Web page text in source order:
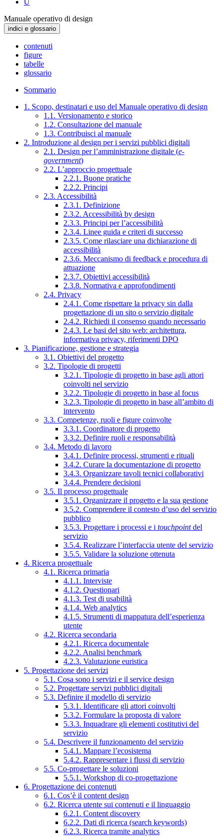
U
Manuale operativo di design
indici e glossario
contenuti
figure
tabelle
glossario
Sommario
1. Scopo, destinatari e uso del Manuale operativo di design
1.1. Versionamento e storico
1.2. Consultazione del manuale
1.3. Contribuisci al manuale
2. Introduzione al design per i servizi pubblici digitali
2.1. Design per l’amministrazione digitale (e-
government)
2.2. L’approccio progettuale
2.2.1. Buone pratiche
2.2.2. Principi
2.3. Accessibilità
2.3.1. Definizione
2.3.2. Accessibilità by design
2.3.3. Principi per l’accessibilità
2.3.4. Linee guida e criteri di successo
2.3.5. Come rilasciare una dichiarazione di
accessibilità
2.3.6. Meccanismo di feedback e procedura di
attuazione
2.3.7. Obiettivi accessibilità
2.3.8. Normativa e approfondimenti
2.4. Privacy
2.4.1. Come rispettare la privacy sin dalla
progettazione di un sito o servizio digitale
2.4.2. Richiedi il consenso quando necessario
2.4.3. Le basi del sito web: architettura,
informativa privacy, riferimenti DPO
3. Pianificazione, gestione e strategia
3.1. Obiettivi del progetto
3.2. Tipologie di progetti
3.2.1. Tipologie di progetto in base agli attori
coinvolti nel servizio
3.2.2. Tipologie di progetto in base al focus
3.2.3. Tipologie di progetto in base all’ambito di
intervento
3.3. Competenze, ruoli e figure coinvolte
3.3.1. Coordinatore di progetto
3.3.2. Definire ruoli e responsabilità
3.4. Metodo di lavoro
3.4.1. Definire processi, strumenti e rituali
3.4.2. Curare la documentazione di progetto
3.4.3. Organizzare tavoli tecnici collaborativi
3.4.4. Prendere decisioni
3.5. Il processo progettuale
3.5.1. Organizzare il progetto e la sua gestione
3.5.2. Comprendere il contesto d’uso del servizio
pubblico
3.5.3. Progettare i processi e i touchpointdel
servizio
3.5.4. Realizzare l’interfaccia utente del servizio
3.5.5. Validare la soluzione ottenuta
4. Ricerca progettuale
4.1. Ricerca primaria
4.1.1. Interviste
4.1.2. Questionari
4.1.3. Test di usabilità
4.1.4. Web analytics
4.1.5. Strumenti di mappatura dell’esperienza
utente
4.2. Ricerca secondaria
4.2.1. Ricerca documentale
4.2.2. Analisi benchmark
4.2.3. Valutazione euristica
5. Progettazione dei servizi
5.1. Cosa sono i servizi e il service design
5.2. Progettare servizi pubblici digitali
5.3. Definire il modello di servizio
5.3.1. Identificare gli attori coinvolti
5.3.2. Formulare la proposta di valore
5.3.3. Inquadrare gli elementi costitutivi del
servizio
5.4. Descrivere il funzionamento del servizio
5.4.1. Mappare l’ecosistema
5.4.2. Rappresentare i flussi di servizio
5.5. Co-progettare le soluzioni
5.5.1. Workshop di co-progettazione
6. Progettazione dei contenuti
6.1. Cos’è il content design
6.2. Ricerca utente sui contenuti e il linguaggio
6.2.1. Content discovery
6.2.2. Dati di ricerca (search keywords)
6.2.3. Ricerca tramite analytics